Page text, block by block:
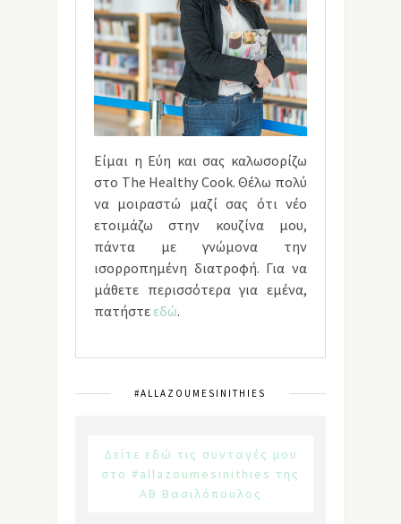
Είμαι η Εύη και σας καλωσορίζω
στο The Healthy Cook. Θέλω πολύ
να μοιραστώ μαζί σας ότι νέο
ετοιμάζω στην κουζίνα μου,
πάντα με γνώμονα την
ισορροπημένη διατροφή. Για να
μάθετε περισσότερα για εμένα,
πατήστε εδώ.
#ALLAZOUMESINITHIES
Δείτε εδώ τις συνταγές μου
στο #allazoumesinithies της
ΑΒ Βασιλόπουλος